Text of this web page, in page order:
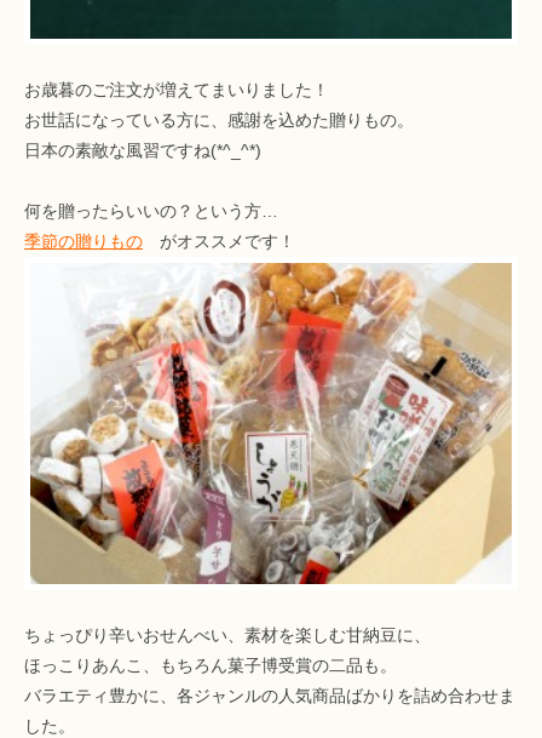
お歳暮のご注文が増えてまいりました！
お世話になっている方に、感謝を込めた贈りもの。
日本の素敵な風習ですね(*^_^*)
何を贈ったらいいの？という方…
季節の贈りもの がオススメです！
ちょっぴり辛いおせんべい、素材を楽しむ甘納豆に、
ほっこりあんこ、もちろん菓子博受賞の二品も。
バラエティ豊かに、各ジャンルの人気商品ばかりを詰め合わせま
した。